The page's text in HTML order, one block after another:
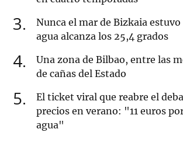
3
Nunca el mar de Bizkaia
agua alcanza los 25,4 grados
4
Una zona de Bilbao, entre las
de cañas del Estado
5
El ticket viral que reabre el
precios en verano: "11 euros
agua"